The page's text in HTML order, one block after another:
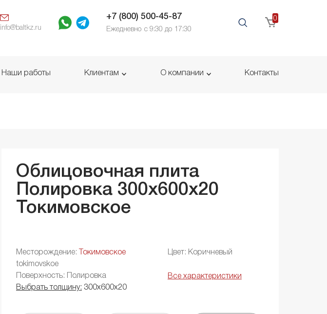
info@baltkz.ru
+7 (800) 500-45-87
Ежедневно с 9:30 до 17:30
0
Наши работы Клиентам О компании Контакты
Облицовочная плита
Полировка 300x600x20
Токимовское
Месторождение:
Токимовское
tokimovskoe
Цвет: Коричневый
Поверхность: Полировка
Все характеристики
Выбрать толщину: 300х600х20